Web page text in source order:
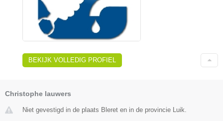
BEKIJK VOLLEDIG PROFIEL
Christophe lauwers
Niet gevestigd in de plaats Bleret en in de provincie Luik.